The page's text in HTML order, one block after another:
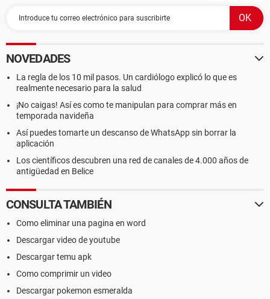
NOVEDADES
La regla de los 10 mil pasos. Un cardiólogo explicó lo que es
realmente necesario para la salud
¡No caigas! Así es como te manipulan para comprar más en
temporada navideña
Así puedes tomarte un descanso de WhatsApp sin borrar la
aplicación
Los científicos descubren una red de canales de 4.000 años de
antigüedad en Belice
CONSULTA TAMBIÉN
Como eliminar una pagina en word
Descargar video de youtube
Descargar temu apk
Como comprimir un video
Descargar pokemon esmeralda